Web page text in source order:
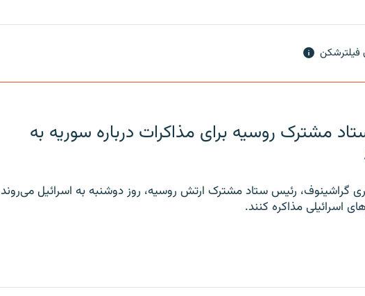
مشترک روسیه برای مذاکرات درباره سوریه به
گراشینوف، رئیس ستاد مشترک ارتش روسیه، روز دوشنبه به اسرائیل می‌روند
اسرائیلی مذاکره کنند.